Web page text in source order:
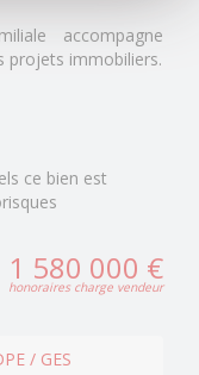
accompagne
projets immobiliers.
ce bien est
1 580 000 €
honoraires charge vendeur
/ GES